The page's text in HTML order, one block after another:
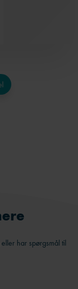
har spørgsmål til